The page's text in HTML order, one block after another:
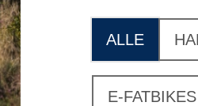
ALLE
E-FATBIKES